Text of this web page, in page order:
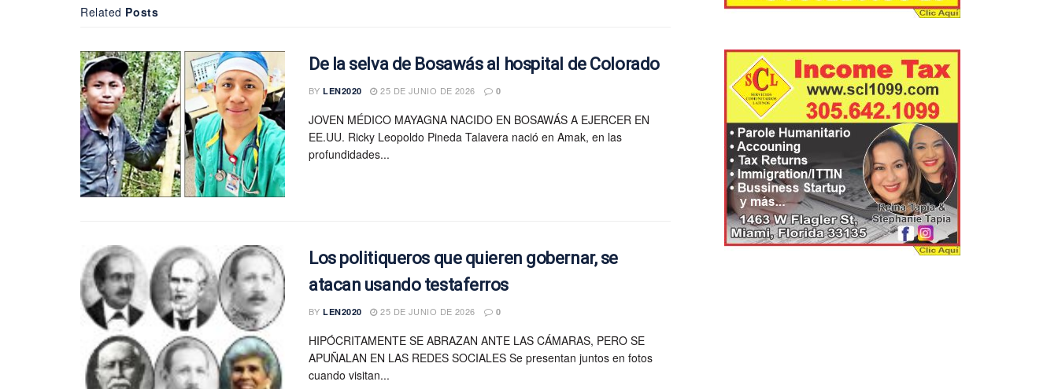
Related Posts
De la selva de Bosawás al hospital de Colorado
BY LEN2020 25 DE JUNIO DE 2026 0
JOVEN MÉDICO MAYAGNA NACIDO EN BOSAWÁS A EJERCER EN
EE.UU. Ricky Leopoldo Pineda Talavera nació en Amak, en las
profundidades...
Los politiqueros que quieren gobernar, se
atacan usando testaferros
BY LEN2020 25 DE JUNIO DE 2026 0
HIPÓCRITAMENTE SE ABRAZAN ANTE LAS CÁMARAS, PERO SE
APUÑALAN EN LAS REDES SOCIALES Se presentan juntos en fotos
cuando visitan...